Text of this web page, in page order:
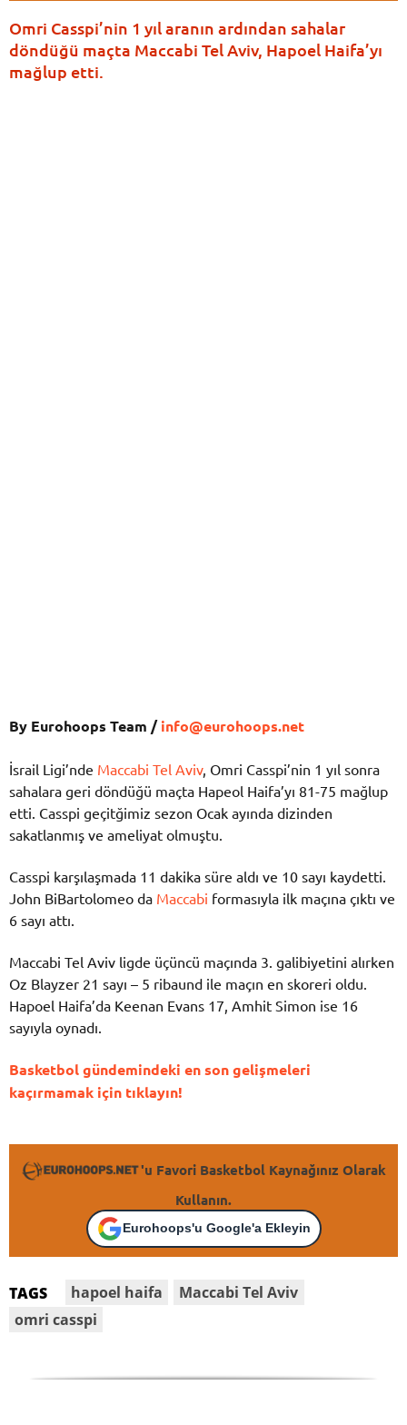
Omri Casspi’nin 1 yıl aranın ardından sahalar
döndüğü maçta Maccabi Tel Aviv, Hapoel Haifa’yı
mağlup etti.
By Eurohoops Team /info@eurohoops.net
İsrail Ligi’nde Maccabi Tel Aviv, Omri Casspi’nin 1 yıl sonra
sahalara geri döndüğü maçta Hapeol Haifa’yı 81-75 mağlup
etti. Casspi geçitğimiz sezon Ocak ayında dizinden
sakatlanmış ve ameliyat olmuştu.
Casspi karşılaşmada 11 dakika süre aldı ve 10 sayı kaydetti.
John BiBartolomeo da Maccabi formasıyla ilk maçına çıktı ve
6 sayı attı.
Maccabi Tel Aviv ligde üçüncü maçında 3. galibiyetini alırken
Oz Blayzer 21 sayı – 5 ribaund ile maçın en skoreri oldu.
Hapoel Haifa’da Keenan Evans 17, Amhit Simon ise 16
sayıyla oynadı.
Basketbol gündemindeki en son gelişmeleri
kaçırmamak için tıklayın!
'u Favori Basketbol Kaynağınız Olarak
Kullanın.
Eurohoops'u Google'a Ekleyin
TAGS hapoel haifa
Maccabi Tel Aviv
omri casspi